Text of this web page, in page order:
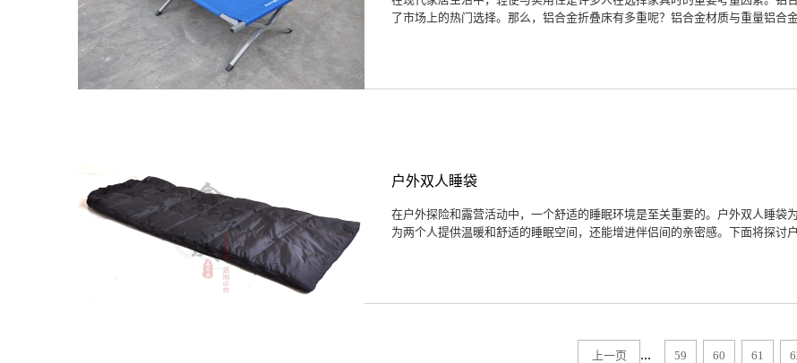
了市场上的热门选择。那么，铝合金折叠床有多重呢？铝合金材质与重量铝合
户外双人睡袋
在户外探险和露营活动中，一个舒适的睡眠环境是至关重要的。户外双人睡袋
为两个人提供温暖和舒适的睡眠空间，还能增进伴侣间的亲密感。下面将探讨
上一页 ... 59 60 61